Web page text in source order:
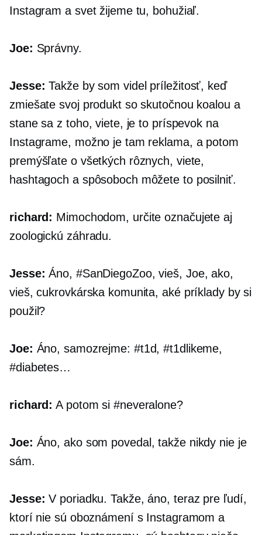
Instagram a svet žijeme tu, bohužiaľ.
Joe: Správny.
Jesse: Takže by som videl príležitosť, keď
zmiešate svoj produkt so skutočnou koalou a
stane sa z toho, viete, je to príspevok na
Instagrame, možno je tam reklama, a potom
premýšľate o všetkých rôznych, viete,
hashtagoch ​​a spôsoboch môžete to posilniť.
richard: Mimochodom, určite označujete aj
zoologickú záhradu.
Jesse: Áno, #SanDiegoZoo, vieš, Joe, ako,
vieš, cukrovkárska komunita, aké príklady by si
použil?
Joe: Áno, samozrejme: #t1d, #t1dlikeme,
#diabetes…
richard: A potom si #neveralone?
Joe: Áno, ako som povedal, takže nikdy nie je
sám.
Jesse: V poriadku. Takže, áno, teraz pre ľudí,
ktorí nie sú oboznámení s Instagramom a